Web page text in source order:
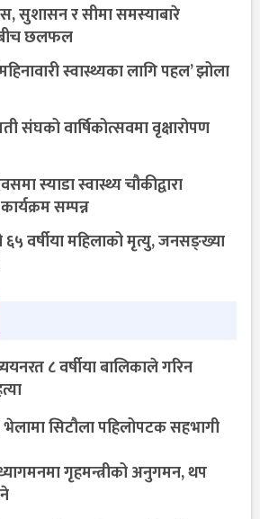
सुशासन र सीमा समस्याबारे
छलफल
स्वास्थ्यका लागि पहल’ झोला
संघको वार्षिकोत्सवमा वृक्षारोपण
स्याडा स्वास्थ्य चौकीद्वारा
सम्पन्न
वर्षीया महिलाको मृत्यु, जनसङ्ख्या
८ वर्षीया बालिकाले गरिन
सिटौला पहिलोपटक सहभागी
गृहमन्त्रीको अनुगमन, थप